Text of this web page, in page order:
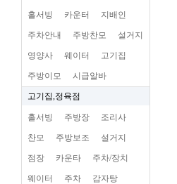
홀서빙 카운터 지배인
주차안내 주방찬모 설거지
영양사 웨이터 고기집
주방이모 시급알바
고기집,정육점
홀서빙 주방장 조리사
찬모 주방보조 설거지
점장 카운타 주차/장치
웨이터 주차 감자탕